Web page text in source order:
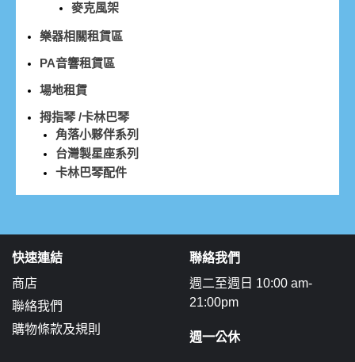
麥克風架
樂器相關租賃區
PA音響租賃區
場地租賃
拇指琴 /卡林巴琴
角落小夥伴系列
台灣製星座系列
卡林巴琴配件
快速連結
商店
聯絡我們
購物條款及規則
聯絡我們
週二至週日 10:00 am-
21:00pm
週一公休